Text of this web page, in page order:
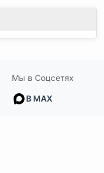
Мы в Соцсетях
В MAX